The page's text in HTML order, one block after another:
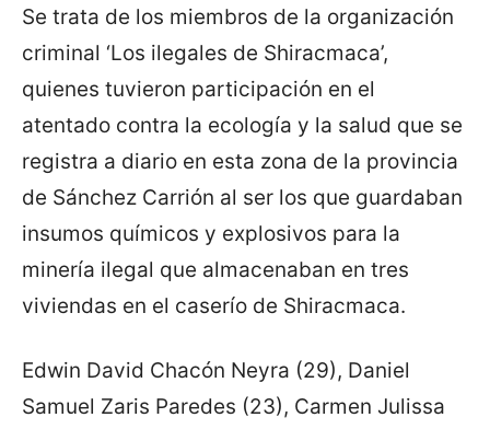
Se trata de los miembros de la organización
criminal ‘Los ilegales de Shiracmaca’,
quienes tuvieron participación en el
atentado contra la ecología y la salud que se
registra a diario en esta zona de la provincia
de Sánchez Carrión al ser los que guardaban
insumos químicos y explosivos para la
minería ilegal que almacenaban en tres
viviendas en el caserío de Shiracmaca.
Edwin David Chacón Neyra (29), Daniel
Samuel Zaris Paredes (23), Carmen Julissa